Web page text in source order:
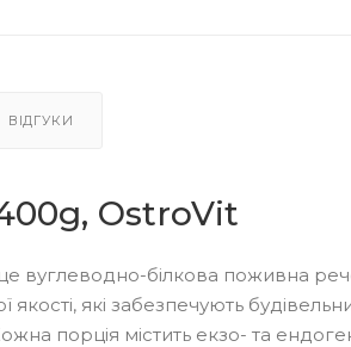
ВІДГУКИ
OstroVit
вуглеводно-білкова поживна
якості, які забезпечують
порція містить екзо- та